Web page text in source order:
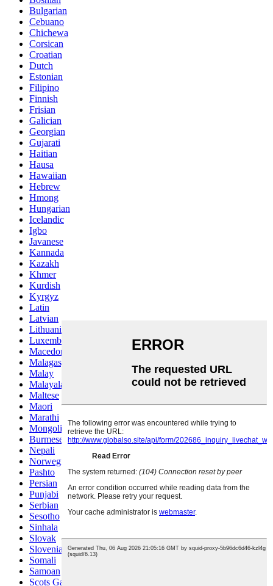
Bulgarian
Cebuano
Chichewa
Corsican
Croatian
Dutch
Estonian
Filipino
Finnish
Frisian
Galician
Georgian
Gujarati
Haitian
Hausa
Hawaiian
Hebrew
Hmong
Hungarian
Icelandic
Igbo
Javanese
Kannada
Kazakh
Khmer
Kurdish
Kyrgyz
Latin
Latvian
Lithuanian
Luxembou..
Macedonian
Malagasy
Malay
Malayalam
Maltese
Maori
Marathi
Mongolian
Burmese
Nepali
Norwegian
Pashto
Persian
Punjabi
Serbian
Sesotho
Sinhala
Slovak
Slovenian
Somali
Samoan
Scots Gaelic